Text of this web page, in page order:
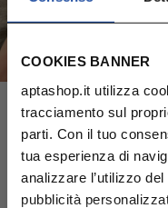
COOKIES BANNER
aptashop.it utilizza
tracciamento sul
parti. Con il tuo
tua esperienza di
analizzare l’utilizzo
pubblicità